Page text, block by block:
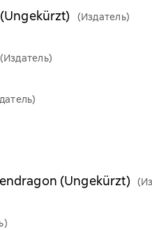
(Издатель)
(Издатель)
(Ungekürzt)